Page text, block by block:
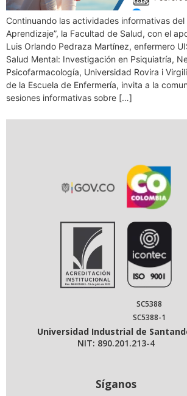
Continuando las actividades informativas del
Aprendizaje”, la Facultad de Salud, con el
Luis Orlando Pedraza Martínez, enfermero
Salud Mental: Investigación en Psiquiatría,
Psicofarmacología, Universidad Rovira i
de la Escuela de Enfermería, invita a la
sesiones informativas sobre […]